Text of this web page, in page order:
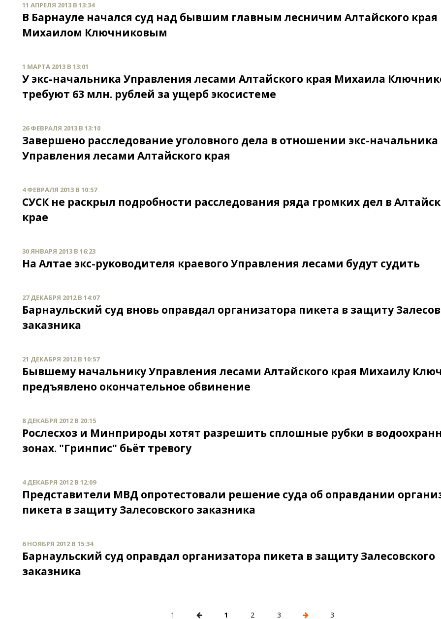
11 АПРЕЛЯ 2013 В 13:34
В Барнауле начался суд над бывшим главным лесничим Алтайского края
Михаилом Ключниковым
1 МАРТА 2013 В 13:01
У экс-начальника Управления лесами Алтайского края Михаила
требуют 63 млн. рублей за ущерб экосистеме
26 ФЕВРАЛЯ 2013 В 13:10
Завершено расследование уголовного дела в отношении экс-начальника
Управления лесами Алтайского края
4 ФЕВРАЛЯ 2013 В 10:57
СУСК не раскрыл подробности расследования ряда громких дел в
крае
30 ЯНВАРЯ 2013 В 16:23
На Алтае экс-руководителя краевого Управления лесами будут судить
27 ДЕКАБРЯ 2012 В 14:07
Барнаульский суд вновь оправдал организатора пикета в защиту
заказника
21 ДЕКАБРЯ 2012 В 10:57
Бывшему начальнику Управления лесами Алтайского края Михаилу
предъявлено окончательное обвинение
8 ДЕКАБРЯ 2012 В 20:15
Рослесхоз и Минприроды хотят разрешить сплошные рубки в
зонах. "Гринпис" бьёт тревогу
4 ДЕКАБРЯ 2012 В 12:09
Представители МВД опротестовали решение суда об оправдании
пикета в защиту Залесовского заказника
6 НОЯБРЯ 2012 В 15:34
Барнаульский суд оправдал организатора пикета в защиту Залесовского
заказника
1 1 2 3 3